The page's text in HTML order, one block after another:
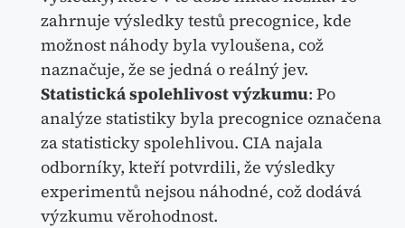
zahrnuje výsledky testů precognice, kde
možnost náhody byla vyloušena, což
naznačuje, že se jedná o reálný jev.
Statistická spolehlivost výzkumu: Po
analýze statistiky byla precognice označena
za statisticky spolehlivou. CIA najala
odborníky, kteří potvrdili, že výsledky
experimentů nejsou náhodné, což dodává
výzkumu věrohodnost.